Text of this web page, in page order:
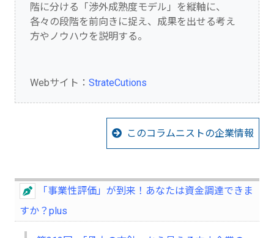
階に分ける「渉外成熟度モデル」を縦軸に、
各々の段階を前向きに捉え、成果を出せる考え
方やノウハウを説明する。
Webサイト： StrateCutions
このコラムニストの企業情報
「事業性評価」が到来！あなたは資金調達できま
すか？plus